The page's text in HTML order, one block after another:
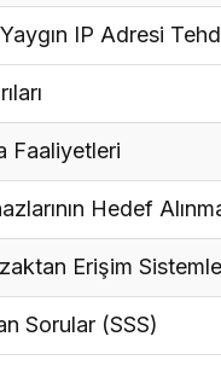
IP Adresi
Faaliyetleri
Hedef
Erişim
Sorular (SSS)